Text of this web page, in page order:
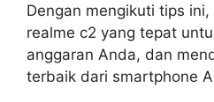
Dengan mengikuti tips
realme c2 yang tepat
anggaran Anda, dan
terbaik dari smartphone